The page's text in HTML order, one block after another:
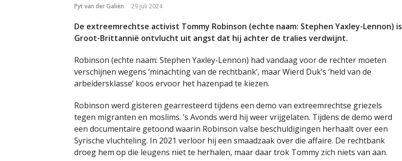
Pyt van der Galiën 29 juli 2024
De extreemrechtse activist Tommy Robinson (echte naam: Stephen Yaxley-Lennon) is
Groot-Brittannië ontvlucht uit angst dat hij achter de tralies verdwijnt.
Robinson (echte naam: Stephen Yaxley-Lennon) had vandaag voor de rechter moeten
verschijnen wegens ‘minachting van de rechtbank’, maar Wierd Duk’s ‘held van de
arbeidersklasse’ koos ervoor het hazenpad te kiezen.
Robinson werd gisteren gearresteerd tijdens een demo van extreemrechtse griezels
tegen migranten en moslims. ’s Avonds werd hij weer vrijgelaten. Tijdens de demo werd
een documentaire getoond waarin Robinson valse beschuldigingen herhaalt over een
Syrische vluchteling. In 2021 verloor hij een smaadzaak over die affaire. De rechtbank
droeg hem op die leugens niet te herhalen, maar daar trok Tommy zich niets van aan.